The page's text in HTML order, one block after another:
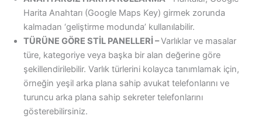
Harita Anahtarı (Google Maps Key) girmek zorunda
kalmadan ‘geliştirme modunda’ kullanılabilir.
TÜRÜNE GÖRE STİL PANELLERİ –Varlıklar ve masalar
türe, kategoriye veya başka bir alan değerine göre
şekillendirilebilir. Varlık türlerini kolayca tanımlamak için,
örneğin yeşil arka plana sahip avukat telefonlarını ve
turuncu arka plana sahip sekreter telefonlarını
gösterebilirsiniz.